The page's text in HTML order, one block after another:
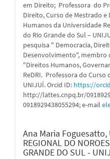
em Direito; Professora do
Direito, Curso de Mestrado
Humanos da Universidade
do Rio Grande do Sul –
pesquisa " Democracia,
Desenvolvimento", membro
"Direitos Humanos,
ReDRI. Professora do Curso
UNIJUÍ. Orcid ID: https://
http://lattes.cnpq.br/
0918929438055294; e-mail
Ana Maria Foguesatto,
REGIONAL DO
GRANDE DO SUL -